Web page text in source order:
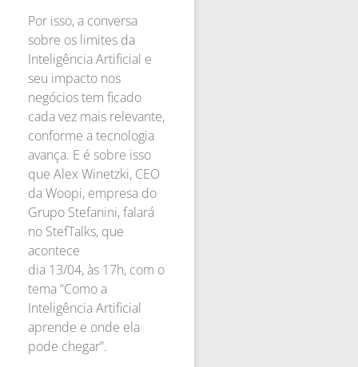
Por isso, a conversa
sobre os limites da
Inteligência Artificial e
seu impacto nos
negócios tem ficado
cada vez mais relevante,
conforme a tecnologia
avança. E é sobre isso
que Alex Winetzki, CEO
da Woopi, empresa do
Grupo Stefanini, falará
no StefTalks, que
acontece
dia 13/04, às 17h, com o
tema “Como a
Inteligência Artificial
aprende e onde ela
pode chegar”.